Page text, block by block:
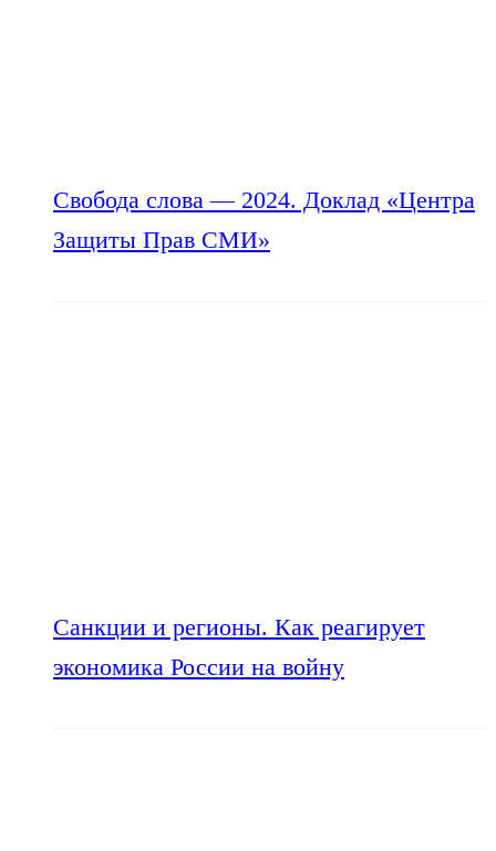
Свобода слова — 2024. Доклад «Центра
Защиты Прав СМИ»
Санкции и регионы. Как реагирует
экономика России на войну